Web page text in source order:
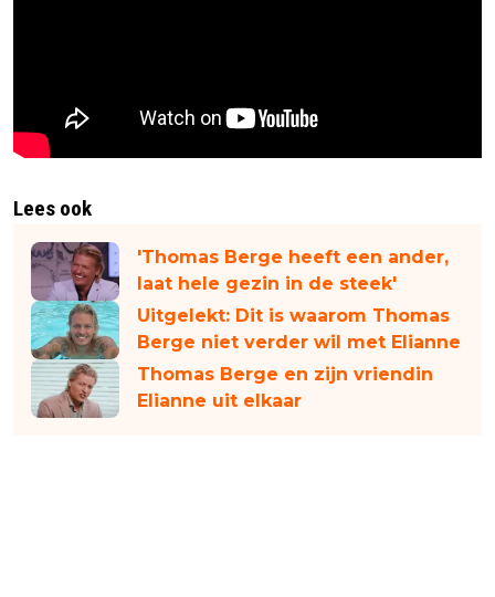
Lees ook
'Thomas Berge heeft een ander,
laat hele gezin in de steek'
Uitgelekt: Dit is waarom Thomas
Berge niet verder wil met Elianne
Thomas Berge en zijn vriendin
Elianne uit elkaar